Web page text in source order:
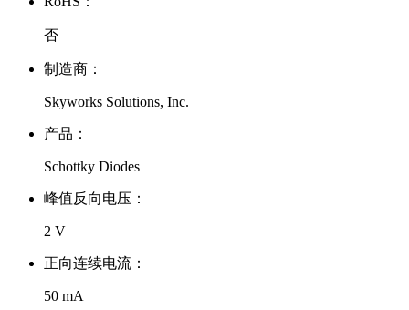
否
制造商：
Skyworks Solutions, Inc.
产品：
Schottky Diodes
峰值反向电压：
2 V
正向连续电流：
50 mA